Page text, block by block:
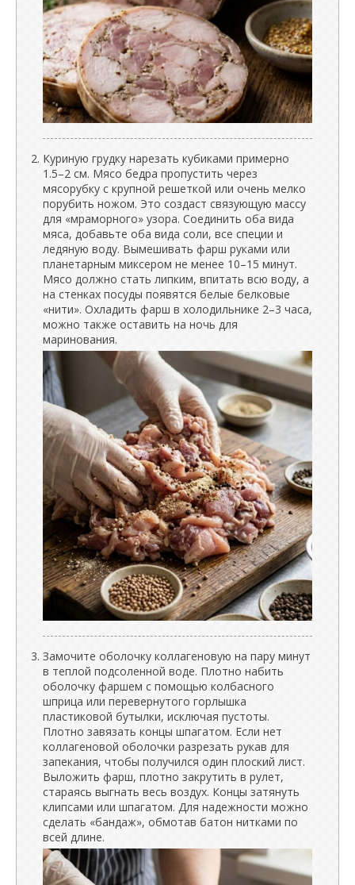
Куриную грудку нарезать кубиками примерно
1.5–2 см. Мясо бедра пропустить через
мясорубку с крупной решеткой или очень мелко
порубить ножом. Это создаст связующую массу
для «мраморного» узора. Соединить оба вида
мяса, добавьте оба вида соли, все специи и
ледяную воду. Вымешивать фарш руками или
планетарным миксером не менее 10–15 минут.
Мясо должно стать липким, впитать всю воду, а
на стенках посуды появятся белые белковые
«нити». Охладить фарш в холодильнике 2–3 часа,
можно также оставить на ночь для
маринования.
Замочите оболочку коллагеновую на пару минут
в теплой подсоленной воде. Плотно набить
оболочку фаршем с помощью колбасного
шприца или перевернутого горлышка
пластиковой бутылки, исключая пустоты.
Плотно завязать концы шпагатом. Если нет
коллагеновой оболочки разрезать рукав для
запекания, чтобы получился один плоский лист.
Выложить фарш, плотно закрутить в рулет,
стараясь выгнать весь воздух. Концы затянуть
клипсами или шпагатом. Для надежности можно
сделать «бандаж», обмотав батон нитками по
всей длине.